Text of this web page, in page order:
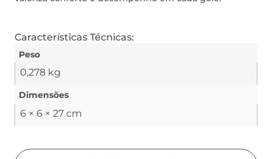
Características Técnicas:
Peso
0,278 kg
Dimensões
6 × 6 × 27 cm